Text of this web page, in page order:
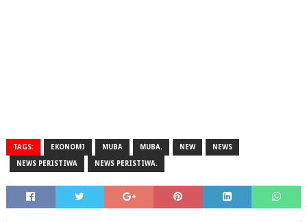
TAGS: EKONOMI MUBA MUBA. NEW NEWS
NEWS PERISTIWA NEWS PERISTIWA.